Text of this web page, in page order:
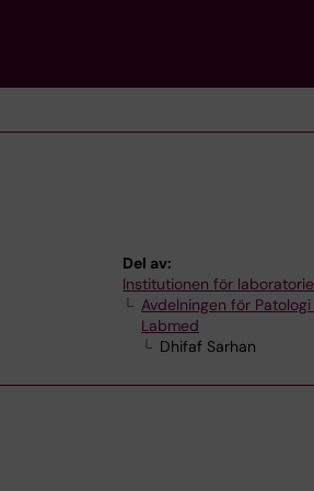
Del av:
Institutionen för
Avdelningen för
Labmed
Dhifaf Sarhan